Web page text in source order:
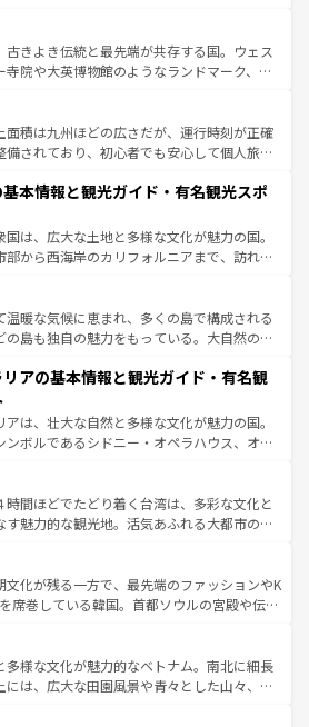
ンダー畑など、多彩な楽しみ方が可能だ。さ
外の地域にも魅力が溢れており、どの街角に
と文化が息づいている。パリ以外の個性あふ
しい。
国は、どこを歩いても飽きることがない。ベ
的活気、バイエルン州のアルプスの絶景、そ
沿いのワイン畑といった風景は必見。ビール
にはぜひ体験してほしい。 なお、新着の
コンテンツ一覧を参照してほしい。
古きよき伝統と最先端が共存する国。ウェス
寺院や大英博物館のようなランドマーク、歴
なる魅力がある。また、優雅なアフタヌーン
ル好きにはたまらない英国パブ、サッカー観
だからこそできる体験も豊富。イギリスを旅
照してほしい。
面積は九州ほどの広さだが、運行時刻が正確
備されており、初心者でも安心して個人旅行
まま残る町や、スイスならではのユニークな
、アルプス観光だけでなく町歩きも満喫する
。国民の所得が高いため物価も高いが、旅行
パス提供のサービスもあり、うまく活用すれ
は
本情報と観光ガイド・有名観光スポ
国は、広大な土地と多様な文化が魅力の国。
部から西海岸のカリフォルニアまで、訪れる
都市は、観光、ショッピング、エンターテイ
まった刺激的なスポットだ。一方、アメリカ
然が広がり、グランドキャニオンやイエロー
ーリンズでは、音楽と美食が融合した独特の
行者はアメリカの各地域で異なる魅力を楽
その多様性と豊かな歴史を感じることができ
でのロードトリップや列車の旅も、アメリカ
温暖な気候に恵まれ、多くの島で構成される
の島も独自の魅力をもっている。大自然の神
せない。また、定番の観光地といえばオアフ
自然を求めるならマウイ島やカウアイ島が
メラルドグリーンに輝く海をはじめ、豊かな
息づいている。「アロハスピリット」と呼ば
いローカルフードやハワイアンミュージッ
フラダンスなど、すべてがハワイの魅力を彩
れるたびに新しい発見と感動が待っているハ
覧
アの基本情報と観光ガイド・有名観
アは、壮大な自然と多様な文化が魅力の国。
ンボルであるシドニー・オペラハウス、オー
大陸中央部にそびえるウルル（エアーズロッ
ニアの美しい原生林やケアンズの熱帯雨林な
がたくさん。また、カフェやワイン、オージ
ビティも充実しており、サーフィンやダイ
キングなど、アウトドア好きにはたまらな
ラリアの多彩な魅力を存分に味わいつくそ
。
時間ほどでたどり着く台湾は、多彩な文化と
す魅力的な観光地。活気あふれる大都市の台
山岳地帯である台湾東部など、都市の喧騒
さが共存しており、訪れる人に新しい発見と
してくれる。また、奥深い台湾の食文化も魅
判のスイーツなど、バラエティ豊かな料理
が味わえる。 なお、新着の台湾情報は コンテンツ一覧を参
。
文化が残る一方で、最先端のファッションやK
席巻している韓国。首都ソウルの宮殿や伝統
延ばせば四季折々の自然美を楽しむことが
て、キムチや焼肉、絶品のストリートフード
まな韓国料理が待っている。夜には、韓国な
多様な文化が魅力的なベトナム。南北に細長
には、広大な田園風景や青々とした山々、世